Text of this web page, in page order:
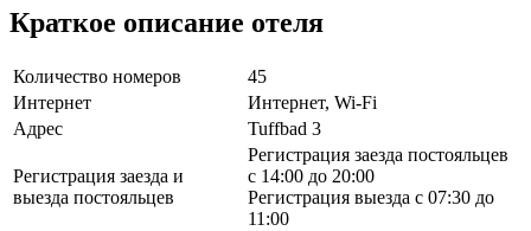
Краткое описание отеля
Количество номеров
45
Интернет
Интернет, Wi-Fi
Адрес
Tuffbad 3
Регистрация заезда и
выезда постояльцев
Регистрация заезда постояльцев
с 14:00 до 20:00
Регистрация выезда с 07:30 до
11:00